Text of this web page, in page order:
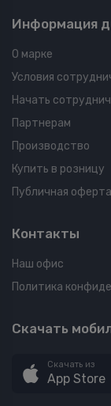
Информация
О марке
Условия
Начать
Партнерам
Производство
Купить в розницу
Публичная оферта
Контакты
Наш офис
Политика
Скачать
Скачать из
App Store